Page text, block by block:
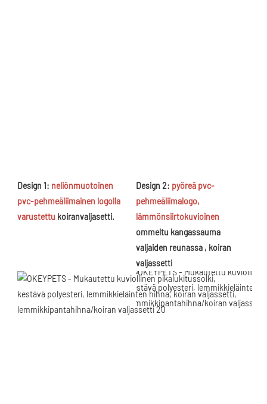
Design 1: neliönmuotoinen
pvc-pehmeäliimainen logolla
varustettu koiranvaljasetti.
Design 2: pyöreä pvc-
pehmeäliimalogo,
lämmönsiirtokuvioinen
ommeltu kangassauma
valjaiden reunassa , koiran
valjassetti